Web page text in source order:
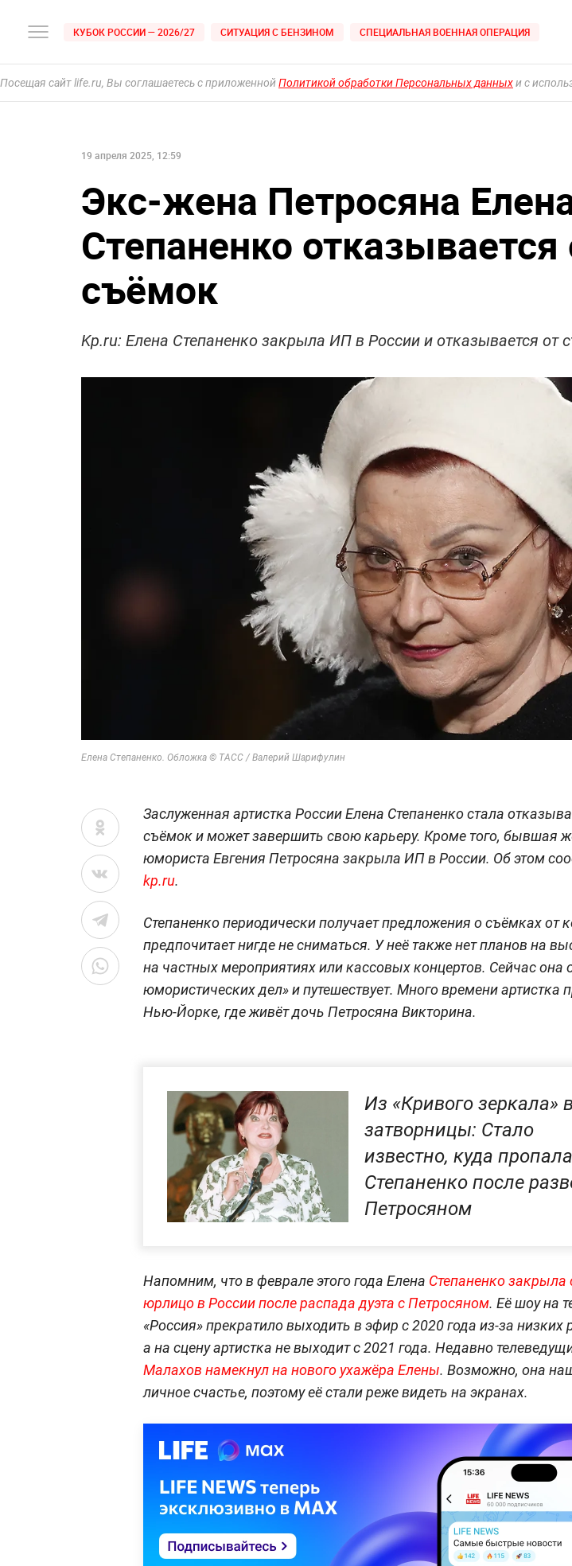
КУБОК РОССИИ — 2026/27 СИТУАЦИЯ С БЕНЗИНОМ СПЕЦИАЛЬНАЯ ВОЕННАЯ ОПЕРАЦИЯ
Посещая сайт life.ru, Вы соглашаетесь с приложеннойПолитикой обработки Персональных данныхи с
19 апреля 2025, 12:59
Экс-жена Петросяна
Степаненко отказывается
съёмок
Kp.ru: Елена Степаненко закрыла ИП в России и отказывается от
Елена Степаненко. Обложка © ТАСС / Валерий Шарифулин
Заслуженная артистка России Елена Степаненко стала
съёмок и может завершить свою карьеру. Кроме того, бывшая
юмориста Евгения Петросяна закрыла ИП в России. Об этом
kp.ru.
Степаненко периодически получает предложения о съёмках от
предпочитает нигде не сниматься. У неё также нет планов на
на частных мероприятиях или кассовых концертов. Сейчас она
юмористических дел» и путешествует. Много времени артистка
Нью-Йорке, где живёт дочь Петросяна Викторина.
Из «Кривого зеркала» в
затворницы: Стало
известно, куда пропала
Степаненко после
Петросяном
Напомним, что в феврале этого года Елена Степаненко закрыла
юрлицо в России после распада дуэта с Петросяном. Её шоу на
«Россия» прекратило выходить в эфир с 2020 года из-за низких
а на сцену артистка не выходит с 2021 года. Недавно
Малахов намекнул на нового ухажёра Елены. Возможно, она
личное счастье, поэтому её стали реже видеть на экранах.